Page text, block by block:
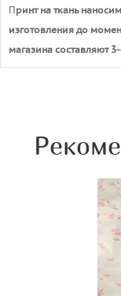
Принт на ткань
изготовления до
магазина составляют